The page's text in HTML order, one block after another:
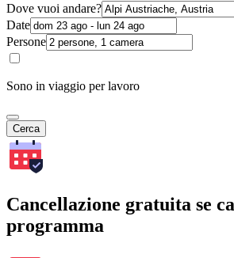
Dove vuoi andare?
Date
Persone
Sono in viaggio per lavoro
Cerca
Cancellazione gratuita se
programma